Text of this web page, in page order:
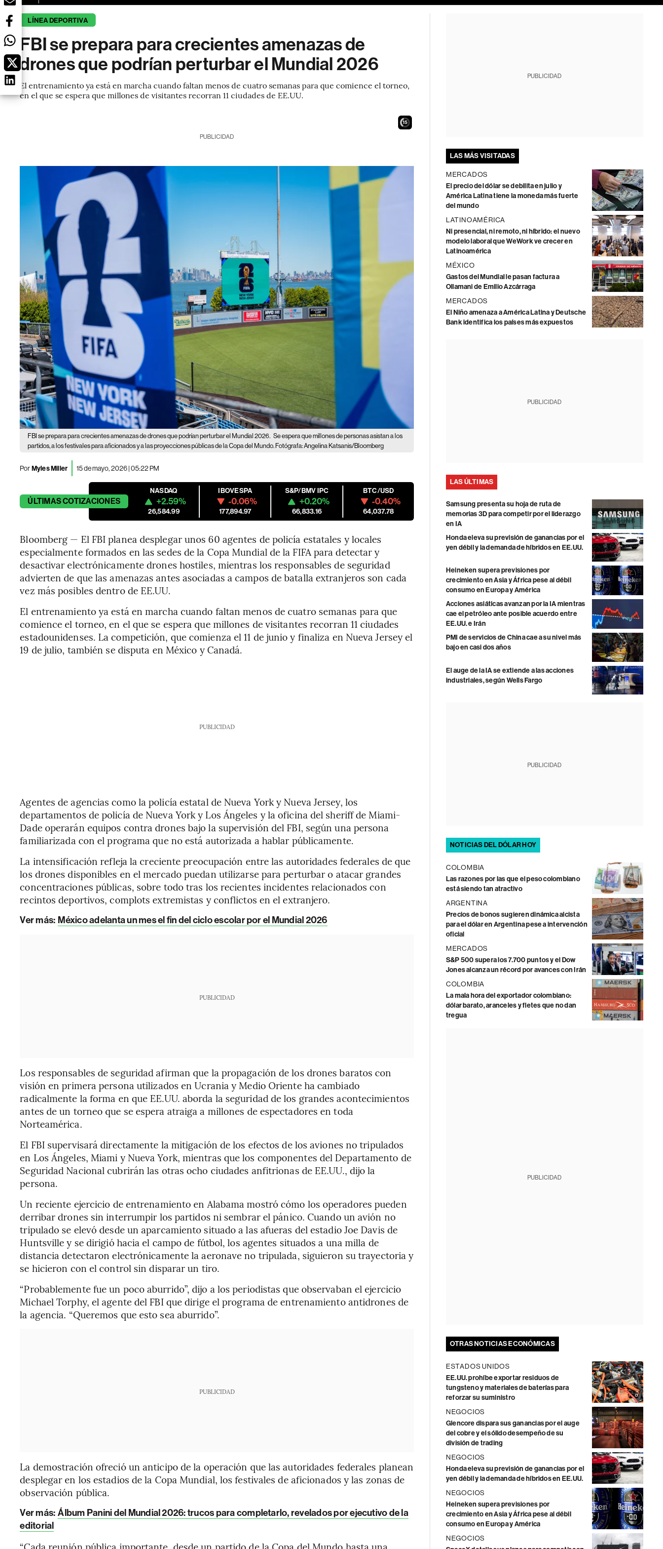
LÍNEA DEPORTIVA
FBI se prepara para crecientes amenazas de
drones que podrían perturbar el Mundial 2026
El entrenamiento ya está en marcha cuando faltan menos de cuatro semanas para que comience el torneo,
en el que se espera que millones de visitantes recorran 11 ciudades de EE.UU.
13
PUBLICIDAD
FBI se prepara para crecientes amenazas de drones que podrían perturbar el Mundial 2026. Se espera que millones de personas asistan a los
partidos, a los festivales para aficionados y a las proyecciones públicas de la Copa del Mundo. Fotógrafa: Angelina Katsanis/Bloomberg
PorMyles Miller 15 de mayo, 2026 | 05:22 PM
ÚLTIMASCOTIZACIONES
NASDAQ
+2.59%
26,584.99
IBOVESPA
-0.06%
177,894.97
S&P/BMV IPC
+0.20%
66,833.16
BTC/USD
-0.40%
64,037.78
Bloomberg — El FBI planea desplegar unos 60 agentes de policía estatales y locales
especialmente formados en las sedes de la Copa Mundial de la FIFA para detectar y
desactivar electrónicamente drones hostiles, mientras los responsables de seguridad
advierten de que las amenazas antes asociadas a campos de batalla extranjeros son cada
vez más posibles dentro de EE.UU.
El entrenamiento ya está en marcha cuando faltan menos de cuatro semanas para que
comience el torneo, en el que se espera que millones de visitantes recorran 11 ciudades
estadounidenses. La competición, que comienza el 11 de junio y finaliza en Nueva Jersey el
19 de julio, también se disputa en México y Canadá.
PUBLICIDAD
Agentes de agencias como la policía estatal de Nueva York y Nueva Jersey, los
departamentos de policía de Nueva York y Los Ángeles y la oficina del sheriff de Miami-
Dade operarán equipos contra drones bajo la supervisión del FBI, según una persona
familiarizada con el programa que no está autorizada a hablar públicamente.
La intensificación refleja la creciente preocupación entre las autoridades federales de que
los drones disponibles en el mercado puedan utilizarse para perturbar o atacar grandes
concentraciones públicas, sobre todo tras los recientes incidentes relacionados con
recintos deportivos, complots extremistas y conflictos en el extranjero.
Ver más: México adelanta un mes el fin del ciclo escolar por el Mundial 2026
PUBLICIDAD
Los responsables de seguridad afirman que la propagación de los drones baratos con
visión en primera persona utilizados en Ucrania y Medio Oriente ha cambiado
radicalmente la forma en que EE.UU. aborda la seguridad de los grandes acontecimientos
antes de un torneo que se espera atraiga a millones de espectadores en toda
Norteamérica.
El FBI supervisará directamente la mitigación de los efectos de los aviones no tripulados
en Los Ángeles, Miami y Nueva York, mientras que los componentes del Departamento de
Seguridad Nacional cubrirán las otras ocho ciudades anfitrionas de EE.UU., dijo la
persona.
Un reciente ejercicio de entrenamiento en Alabama mostró cómo los operadores pueden
derribar drones sin interrumpir los partidos ni sembrar el pánico. Cuando un avión no
tripulado se elevó desde un aparcamiento situado a las afueras del estadio Joe Davis de
Huntsville y se dirigió hacia el campo de fútbol, los agentes situados a una milla de
distancia detectaron electrónicamente la aeronave no tripulada, siguieron su trayectoria y
se hicieron con el control sin disparar un tiro.
“Probablemente fue un poco aburrido”, dijo a los periodistas que observaban el ejercicio
Michael Torphy, el agente del FBI que dirige el programa de entrenamiento antidrones de
la agencia. “Queremos que esto sea aburrido”.
PUBLICIDAD
La demostración ofreció un anticipo de la operación que las autoridades federales planean
desplegar en los estadios de la Copa Mundial, los festivales de aficionados y las zonas de
observación pública.
Ver más: Álbum Panini del Mundial 2026: trucos para completarlo, revelados por ejecutivo de la
editorial
PUBLICIDAD
LAS MÁS VISITADAS
MERCADOS
El precio del dólar se debilita en julio y
América Latina tiene la moneda más fuerte
del mundo
LATINOAMÉRICA
Ni presencial, ni remoto, ni híbrido: el nuevo
modelo laboral que WeWork ve crecer en
Latinoamérica
MÉXICO
Gastos del Mundial le pasan factura a
Ollamani de Emilio Azcárraga
MERCADOS
El Niño amenaza a América Latina y Deutsche
Bank identifica los países más expuestos
PUBLICIDAD
LAS ÚLTIMAS
Samsung presenta su hoja de ruta de
memorias 3D para competir por el liderazgo
en IA
Honda eleva su previsión de ganancias por el
yen débil y la demanda de híbridos en EE.UU.
Heineken supera previsiones por
crecimiento en Asia y África pese al débil
consumo en Europa y América
Acciones asiáticas avanzan por la IA mientras
cae el petróleo ante posible acuerdo entre
EE.UU. e Irán
PMI de servicios de China cae a su nivel más
bajo en casi dos años
El auge de la IA se extiende a las acciones
industriales, según Wells Fargo
PUBLICIDAD
NOTICIAS DEL DÓLAR HOY
COLOMBIA
Las razones por las que el peso colombiano
está siendo tan atractivo
ARGENTINA
Precios de bonos sugieren dinámica alcista
para el dólar en Argentina pese a intervención
oficial
MERCADOS
S&P 500 supera los 7.700 puntos y el Dow
Jones alcanza un récord por avances con Irán
COLOMBIA
La mala hora del exportador colombiano:
dólar barato, aranceles y fletes que no dan
tregua
PUBLICIDAD
OTRAS NOTICIAS ECONÓMICAS
ESTADOS UNIDOS
EE.UU. prohíbe exportar residuos de
tungsteno y materiales de baterías para
reforzar su suministro
NEGOCIOS
Glencore dispara sus ganancias por el auge
del cobre y el sólido desempeño de su
división de trading
NEGOCIOS
Honda eleva su previsión de ganancias por el
yen débil y la demanda de híbridos en EE.UU.
NEGOCIOS
Heineken supera previsiones por
crecimiento en Asia y África pese al débil
consumo en Europa y América
NEGOCIOS